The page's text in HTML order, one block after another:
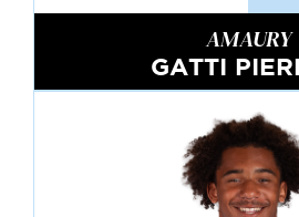
AMAURY
GATTI